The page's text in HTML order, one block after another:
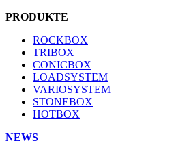
PRODUKTE
ROCKBOX
TRIBOX
CONICBOX
LOADSYSTEM
VARIOSYSTEM
STONEBOX
HOTBOX
NEWS